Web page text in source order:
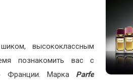
высококлассным
познакомить вас с
Франции. Марка Parfe